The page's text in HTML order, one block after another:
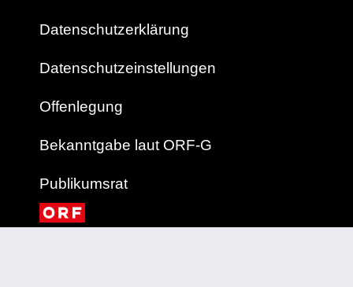
Datenschutzerklärung
Datenschutzeinstellungen
Offenlegung
Bekanntgabe laut ORF-G
Publikumsrat